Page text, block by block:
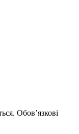
Обов’язкові